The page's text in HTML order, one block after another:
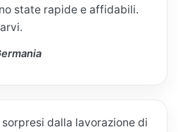
state rapide e affidabili.
dalla lavorazione di